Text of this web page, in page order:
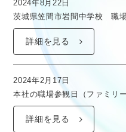
2024年8月22日
茨城県笠間市岩間中学校 職
詳細を見る
2024年2月17日
本社の職場参観日（ファミリ
詳細を見る